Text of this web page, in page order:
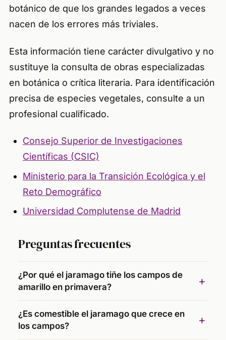
botánico de que los grandes legados a veces
nacen de los errores más triviales.
Esta información tiene carácter divulgativo y no
sustituye la consulta de obras especializadas
en botánica o crítica literaria. Para identificación
precisa de especies vegetales, consulte a un
profesional cualificado.
Consejo Superior de Investigaciones
Científicas (CSIC)
Ministerio para la Transición Ecológica y el
Reto Demográfico
Universidad Complutense de Madrid
Preguntas frecuentes
¿Por qué el jaramago tiñe los campos de
amarillo en primavera?
¿Es comestible el jaramago que crece en
los campos?